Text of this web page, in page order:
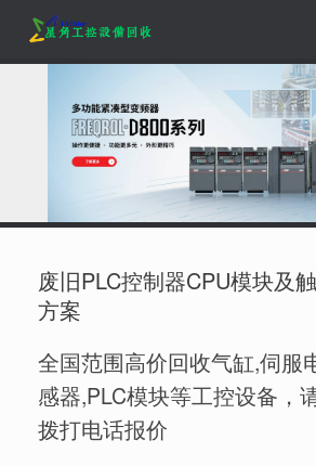
content
废旧PLC控制器CPU模块及
方案
全国范围高价回收气缸,伺服
感器,PLC模块等工控设备，
拨打电话报价